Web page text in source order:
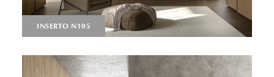
INSERTO N105